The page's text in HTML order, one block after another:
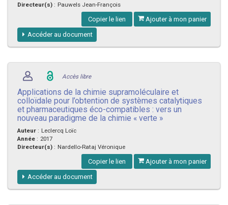
Directeur(s) : Pauwels Jean-François
Copier le lien Ajouter à mon panier
Accéder au document
Accès libre
Applications de la chimie supramoléculaire et
colloïdale pour l’obtention de systèmes catalytiques
et pharmaceutiques éco-compatibles : vers un
nouveau paradigme de la chimie « verte »
Auteur : Leclercq Loïc
Année : 2017
Directeur(s) : Nardello-Rataj Véronique
Copier le lien Ajouter à mon panier
Accéder au document